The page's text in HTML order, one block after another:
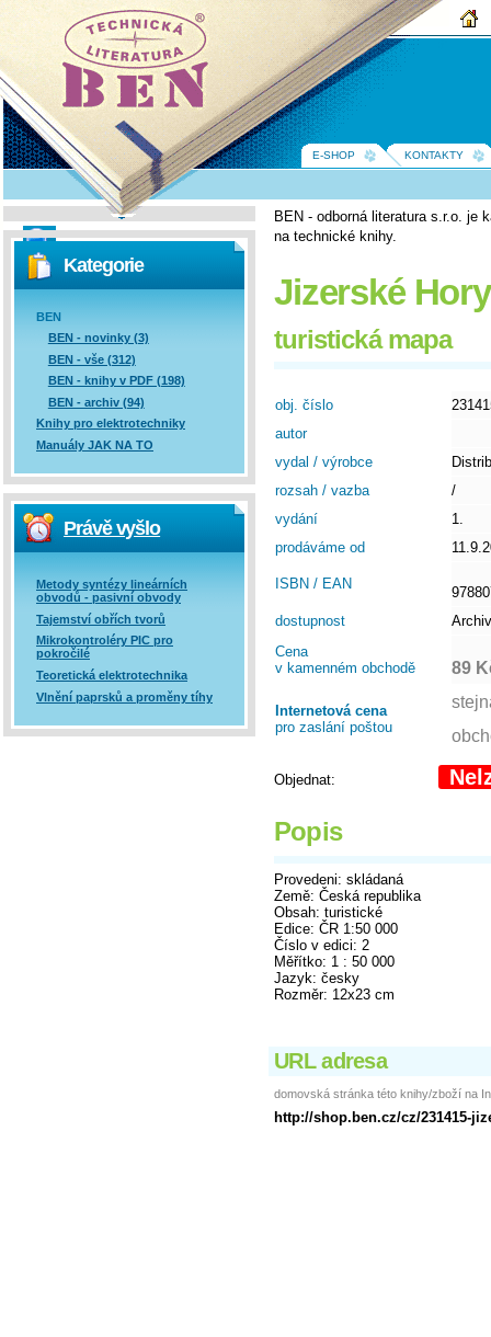
BEN -
technická
literatura
BEN - odborná literatura s.r.o. je
na technické knihy.
Jizerské
turistická mapa
obj. číslo
autor
vydal / výrobce
rozsah / vazba
/
vydání
1.
prodáváme od
ISBN / EAN
dostupnost
Archiv
Cena
v kamenném obchodě
89
Internetová cena
pro zaslání poštou
Objednat:
Popis
Provedeni: skládaná
Země: Česká republika
Obsah: turistické
Edice: ČR 1:50 000
Číslo v edici: 2
Měřítko: 1 : 50 000
Jazyk: česky
Rozměr: 12x23 cm
URL adresa
domovská stránka této knihy/zboží na
http://shop.ben.cz/cz/231415-
Vyhledávání
Kategorie
BEN
BEN - novinky (3)
BEN - vše (312)
BEN - knihy v PDF (198)
BEN - archiv (94)
Knihy pro elektrotechniky
Manuály JAK NA TO
Právě vyšlo
Metody syntézy lineárních
obvodů - pasivní obvody
Tajemství obřích tvorů
Mikrokontroléry PIC pro
pokročilé
Teoretická elektrotechnika
Vlnění paprsků a proměny tíhy
E-SHOP KONTAKTY